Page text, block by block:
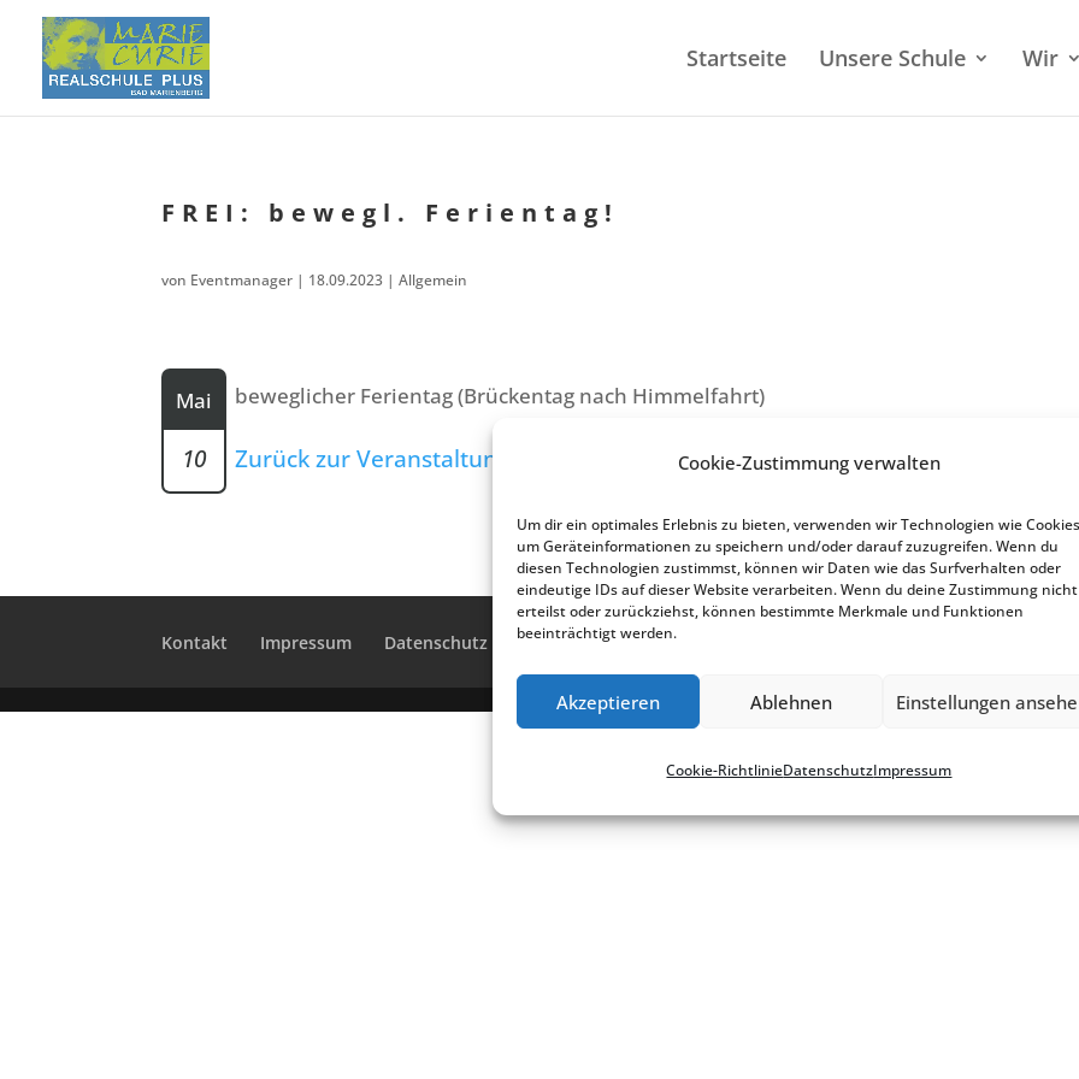
Cookie-Zustimmung verwalten
Um dir ein optimales Erlebnis zu bieten, verwenden wir Technologien wie
um Geräteinformationen zu speichern und/oder darauf zuzugreifen. Wenn du
diesen Technologien zustimmst, können wir Daten wie das Surfverhalten oder
eindeutige IDs auf dieser Website verarbeiten. Wenn du deine Zustimmung nicht
erteilst oder zurückziehst, können bestimmte Merkmale und Funktionen
beeinträchtigt werden.
Akzeptieren Ablehnen Einstellungen
Cookie-Richt­li­nieDaten­schutzImpres­sum
Start­sei­te Unsere Schule Wir
FREI: bewegl. Ferientag!
von Eventmanager | 18.09.2023 | Allgemein
Mai
10
beweg­li­cher Ferien­tag (Brücken­tag nach Himmelfahrt)
Zurück zur Veranstaltungsliste
Kontakt Impres­sum Daten­schutz Cookie-Richt­­li­­nie